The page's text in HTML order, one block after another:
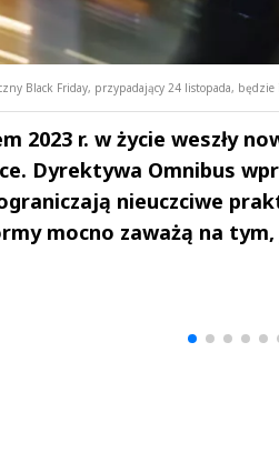
Black Friday, przypadający 24 listopada,
2023 r. w życie weszły
Dyrektywa Omnibus
nieuczciwe
mocno zaważą na